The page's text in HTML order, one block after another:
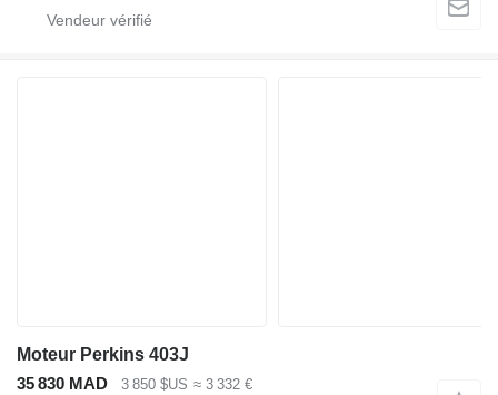
Moteur Perkins 403J
35 830 MAD
3 850 $US ≈ 3 332 €